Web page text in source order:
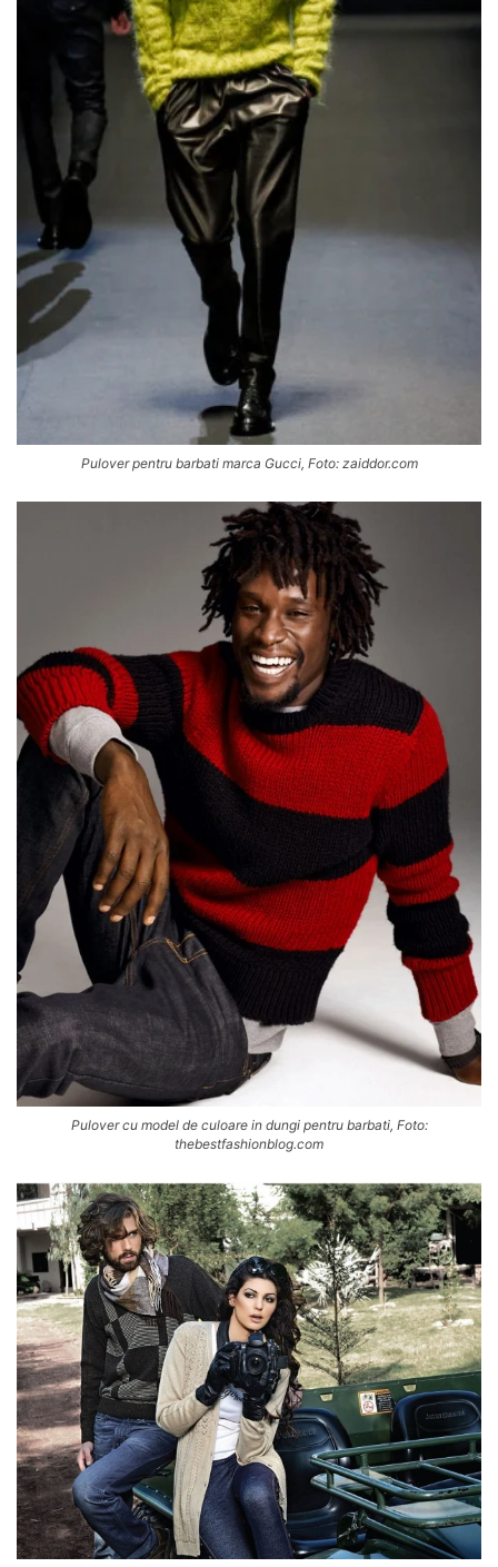
Pulover pentru barbati marca Gucci, Foto: zaiddor.com
Pulover cu model de culoare in dungi pentru barbati, Foto:
thebestfashionblog.com